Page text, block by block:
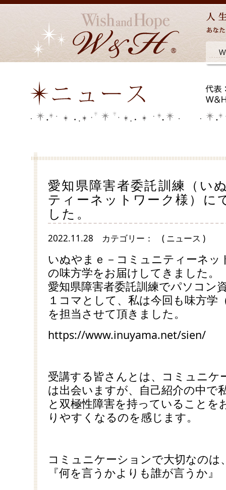
愛知県障害者委託訓練（い
ティーネットワーク様）に
した。
2022.11.28 カテゴリー： ( ニュース )
いぬやまｅ－コミュニティーネッ
の味方学をお届けしてきました。
愛知県障害者委託訓練でパソコン
１コマとして、私は今回も味方学
を担当させて頂きました。
https://www.inuyama.net/sien/
受講する皆さんとは、コミュニケ
は出会いますが、自己紹介の中で
と双極性障害を持っていることを
りやすくなるのを感じます。
コミュニケーションで大切なのは
『何を言うかよりも誰が言うか』